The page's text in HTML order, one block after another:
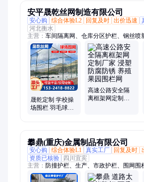
安平晟乾丝网制造有限公司
安心购
综合体验L2 回复及时 出价迅速
河北衡水
主营： 车间隔离网、仓库分区护栏、钢丝喷
晟乾定制 学校操
场围栏 羽毛球场
高速公路安全隔
离框架网定制厂
攀鼎(重庆)金属制品有限公司
安心购
综合体验L1 真实工厂 回复及时
资质已核验
四川宜宾
主营： 防撞护栏、生产、市政护栏、围网围
栏、波形护栏、隔离护栏、花箱护栏、桥梁